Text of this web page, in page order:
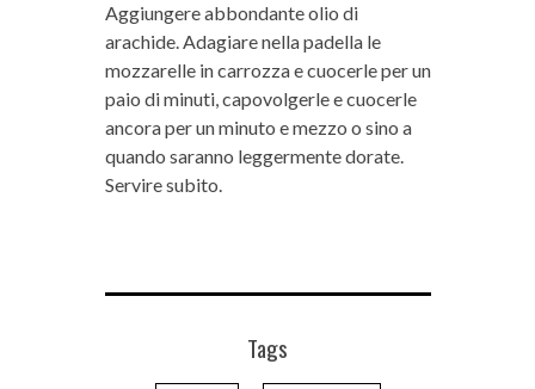
Aggiungere abbondante olio di
arachide. Adagiare nella padella le
mozzarelle in carrozza e cuocerle per un
paio di minuti, capovolgerle e cuocerle
ancora per un minuto e mezzo o sino a
quando saranno leggermente dorate.
Servire subito.
Tags